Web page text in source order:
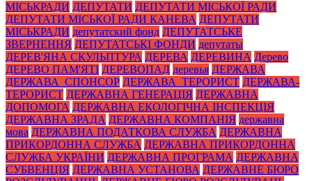
МІСЬКРАДИ ДЕПУТАТИ ДЕПУТАТИ МІСЬКОЇ РАДИ
ДЕПУТАТИ МІСЬКОЇ РАДИ КАНЕВА ДЕПУТАТИ
МІСЬКРАДИ депутатский фонд ДЕПУТАТСЬКЕ
ЗВЕРНЕННЯ ДЕПУТАТСЬКІ ФОНДИ депутаты
ДЕРЕВ'ЯНА СКУЛЬПТУРА ДЕРЕВА ДЕРЕВИНА Дерево
ДЕРЕВО ПАМ'ЯТІ ДЕРЕВОПАД деревья ДЕРЖАВА
ДЕРЖАВА_СПОНСОР ДЕРЖАВА_ТЕРОРИСТ ДЕРЖАВА-
ТЕРОРИСТ ДЕРЖАВНА ГЕНЕРАЦІЯ ДЕРЖАВНА
ДОПОМОГА ДЕРЖАВНА ЕКОЛОГІЧНА ІНСПЕКЦІЯ
ДЕРЖАВНА ЗРАДА ДЕРЖАВНА КОМПАНІЯ державна
мова ДЕРЖАВНА ПОДАТКОВА СЛУЖБА ДЕРЖАВНА
ПРИКОРДОННА СЛУЖБА ДЕРЖАВНА ПРИКОРДОННА
СЛУЖБА УКРАЇНИ ДЕРЖАВНА ПРОГРАМА ДЕРЖАВНА
СУБВЕНЦІЯ ДЕРЖАВНА УСТАНОВА ДЕРЖАВНЕ БЮРО